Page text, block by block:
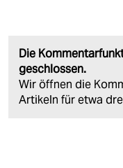
Die
geschlossen.
Wir öffnen die
Artikeln für etwa